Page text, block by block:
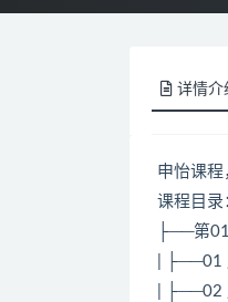
详情介
申怡课程
课程目录
├──第
| ├──01
| ├──02